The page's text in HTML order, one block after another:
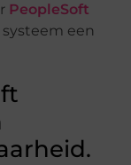
PeopleSoft
een